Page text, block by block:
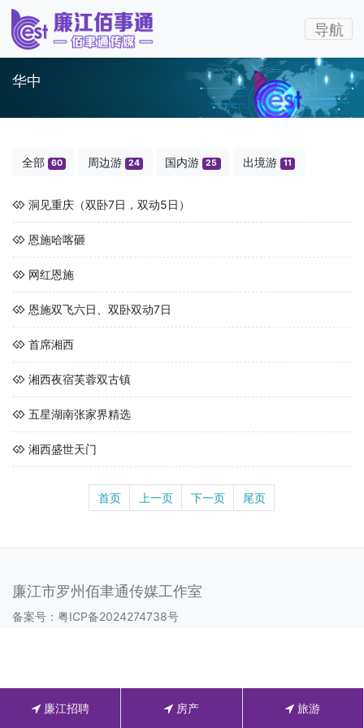
导航
华中
全部 60 周边游 24 国内游 25 出境游 11
洞见重庆（双卧7日，双动5日）
恩施哈喀砸
网红恩施
恩施双飞六日、双卧双动7日
首席湘西
湘西夜宿芙蓉双古镇
五星湖南张家界精选
湘西盛世天门
首页 上一页 下一页 尾页
廉江市罗州佰聿通传媒工作室
备案号： 粤ICP备2024274738号
廉江招聘 房产 旅游